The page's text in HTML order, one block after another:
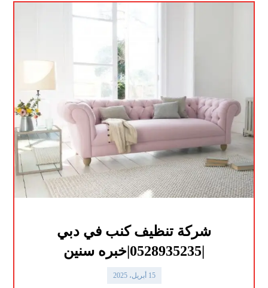
شركة تنظيف كنب في دبي
|0528935235|خبره سنين
15 أبريل، 2025